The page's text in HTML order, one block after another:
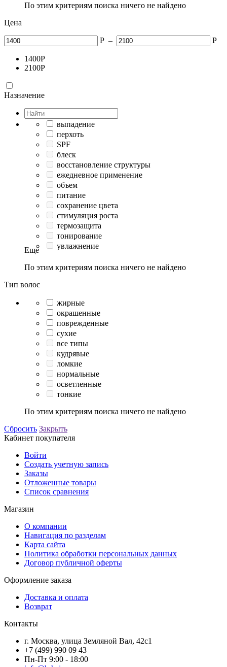
По этим критериям поиска ничего не найдено
Цена
Р – Р
1400Р
2100Р
Назначение
выпадение
перхоть
SPF
блеск
восстановление структуры
ежедневное применение
объем
питание
сохранение цвета
стимуляция роста
термозащита
тонирование
увлажнение
Еще
По этим критериям поиска ничего не найдено
Тип волос
жирные
окрашенные
поврежденные
сухие
все типы
кудрявые
ломкие
нормальные
осветленные
тонкие
По этим критериям поиска ничего не найдено
Сбросить Закрыть
Кабинет покупателя
Войти
Создать учетную запись
Заказы
Отложенные товары
Список сравнения
Магазин
О компании
Навигация по разделам
Карта сайта
Политика обработки персональных данных
Договор публичной оферты
Оформление заказа
Доставка и оплата
Возврат
Контакты
г. Москва, улица Земляной Вал, 42с1
+7 (499) 990 09 43
Пн-Пт 9:00 - 18:00